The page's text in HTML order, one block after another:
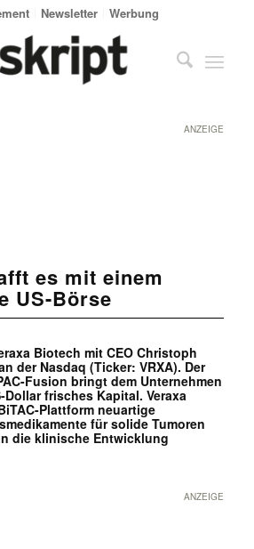
Newsletter Werbung
ANZEIGE
es mit einem
US-Börse
Biotech mit CEO Christoph
der Nasdaq (Ticker: VRXA). Der
Fusion bringt dem Unternehmen
Dollar frisches Kapital. Veraxa
Plattform neuartige
für solide Tumoren
die klinische Entwicklung
ANZEIGE